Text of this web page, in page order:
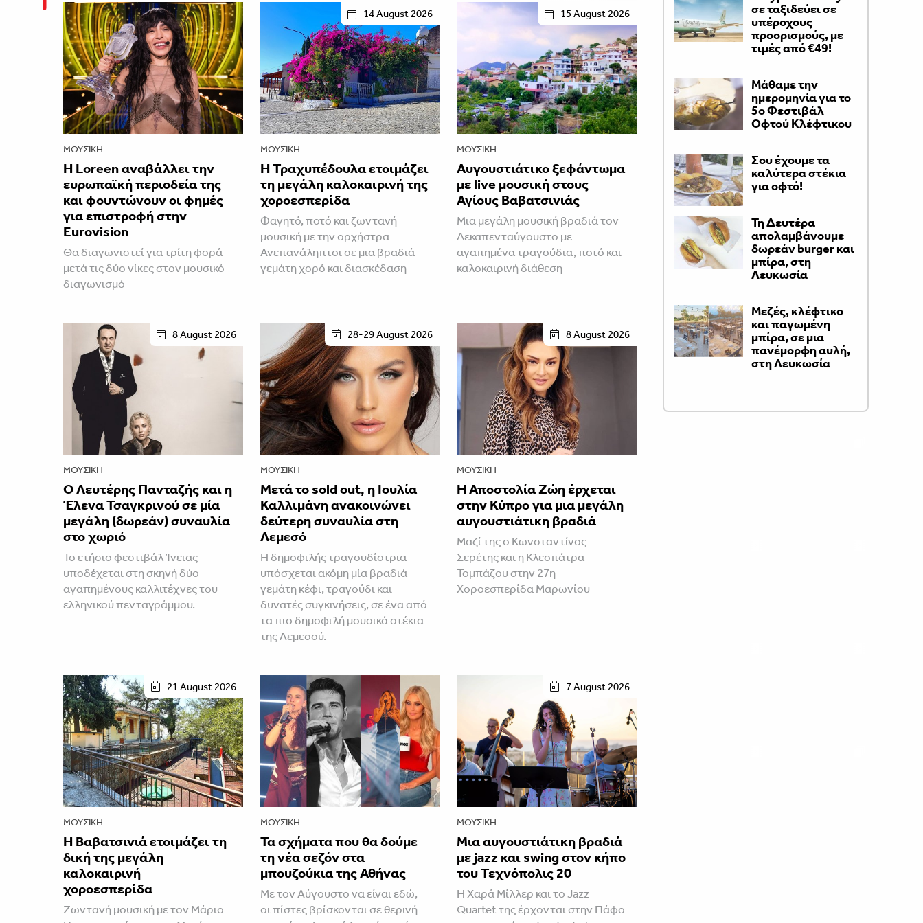
ΜΟΥΣΙΚΉ
Η Loreen αναβάλλει την
ευρωπαϊκή περιοδεία της
και φουντώνουν οι φημές
για επιστροφή στην
Eurovision
Θα διαγωνιστεί για τρίτη φορά
μετά τις δύο νίκες στον μουσικό
διαγωνισμό
14 August 2026
ΜΟΥΣΙΚΉ
Η Τραχυπέδουλα ετοιμάζει
τη μεγάλη καλοκαιρινή της
χοροεσπερίδα
Φαγητό, ποτό και ζωντανή
μουσική με την ορχήστρα
Ανεπανάληπτοι σε μια βραδιά
γεμάτη χορό και διασκέδαση
15 August 2026
ΜΟΥΣΙΚΉ
Αυγουστιάτικο ξεφάντωμα
με live μουσική στους
Αγίους Βαβατσινιάς
Μια μεγάλη μουσική βραδιά τον
Δεκαπενταύγουστο με
αγαπημένα τραγούδια, ποτό και
καλοκαιρινή διάθεση
8 August 2026
ΜΟΥΣΙΚΉ
Ο Λευτέρης Πανταζής και η
Έλενα Τσαγκρινού σε μία
μεγάλη (δωρεάν) συναυλία
στο χωριό
Το ετήσιο φεστιβάλ Ίνειας
υποδέχεται στη σκηνή δύο
αγαπημένους καλλιτέχνες του
ελληνικού πενταγράμμου.
28-29 August 2026
ΜΟΥΣΙΚΉ
Μετά το sold out, η Ιουλία
Καλλιμάνη ανακοινώνει
δεύτερη συναυλία στη
Λεμεσό
H δημοφιλής τραγουδίστρια
υπόσχεται ακόμη μία βραδιά
γεμάτη κέφι, τραγούδι και
δυνατές συγκινήσεις, σε ένα από
τα πιο δημοφιλή μουσικά στέκια
της Λεμεσού.
8 August 2026
ΜΟΥΣΙΚΉ
Η Αποστολία Ζώη έρχεται
στην Κύπρο για μια μεγάλη
αυγουστιάτικη βραδιά
Μαζί της ο Κωνσταντίνος
Σερέτης και η Κλεοπάτρα
Τομπάζου στην 27η
Χοροεσπερίδα Μαρωνίου
21 August 2026
ΜΟΥΣΙΚΉ
Η Βαβατσινιά ετοιμάζει τη
δική της μεγάλη
καλοκαιρινή
χοροεσπερίδα
Ζωντανή μουσική με τον Μάριο
ΜΟΥΣΙΚΉ
Τα σχήματα που θα δούμε
τη νέα σεζόν στα
μπουζούκια της Αθήνας
Με τον Αύγουστο να είναι εδώ,
οι πίστες βρίσκονται σε θερινή
7 August 2026
ΜΟΥΣΙΚΉ
Μια αυγουστιάτικη βραδιά
με jazz και swing στον κήπο
του Τεχνόπολις 20
Η Χαρά Μίλλερ και το Jazz
Quartet της έρχονται στην Πάφο
σε ταξιδεύει σε
υπέροχους
προορισμούς, με
τιμές από €49!
Μάθαμε την
ημερομηνία για το
5ο Φεστιβάλ
Οφτού Κλέφτικου
Σου έχουμε τα
καλύτερα στέκια
για οφτό!
Τη Δευτέρα
απολαμβάνουμε
δωρεάν burger και
μπίρα, στη
Λευκωσία
Μεζές, κλέφτικο
και παγωμένη
μπίρα, σε μια
πανέμορφη αυλή,
στη Λευκωσία